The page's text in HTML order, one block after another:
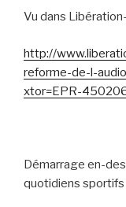
Vu dans
http://
reforme-de-l-
xtor=EPR-
Démarrage en-
quotidiens sportifs